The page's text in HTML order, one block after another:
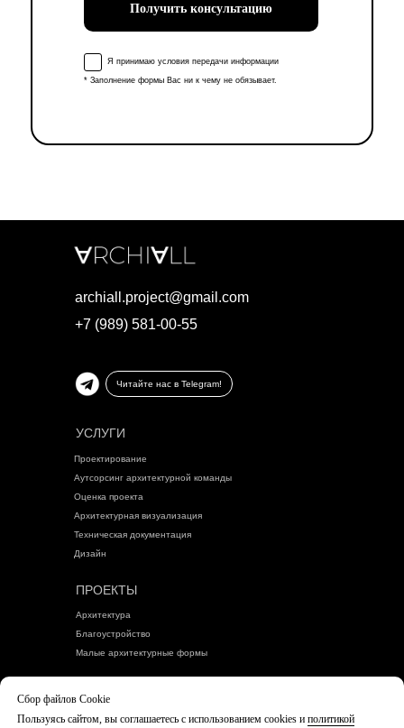
Получить консультацию
Я принимаю условия передачи информации
* Заполнение формы Вас ни к чему не обязывает.
Сбор файлов Cookie
Пользуясь сайтом, вы соглашаетесь с использованием cookies и политикой
archiall.project@gmail.com
УСЛУГИ
ПРОЕКТЫ
Проектирование
Аутсорсинг архитектурной команды
Оценка проекта
Архитектурная визуализация
Техническая документация
Дизайн
Архитектура
Благоустройство
Малые архитектурные формы
+7 (989) 581-00-55
Читайте нас в Telegram!